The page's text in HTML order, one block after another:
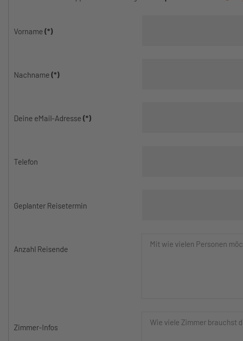
Vorname (*)
Nachname (*)
Deine eMail-Adresse (*)
Telefon
Geplanter Reisetermin
Anzahl Reisende
Zimmer-Infos